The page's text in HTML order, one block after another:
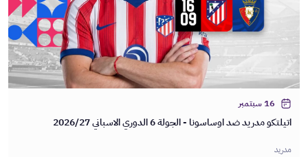
16 سبتمبر
اتيلتكو مدريد ضد اوساسونا - الجولة 6 الدوري الاسباني 2026/27
مدريد